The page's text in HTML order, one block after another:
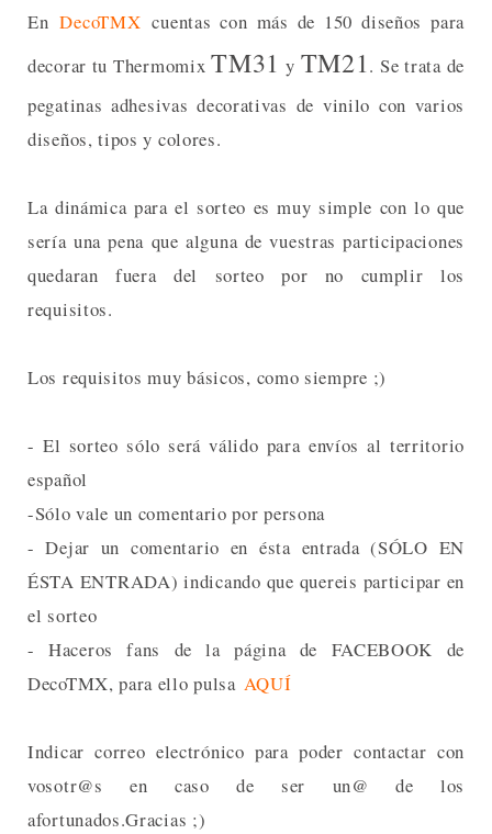
EnDecoTMX cuentas con más de 150 diseños para
decorar tu ThermomixTM31 y TM21. Se trata de
pegatinas adhesivas decorativas de vinilo con varios
diseños, tipos y colores.
La dinámica para el sorteo es muy simple con lo que
sería una pena que alguna de vuestras participaciones
quedaran fuera del sorteo por no cumplir los
requisitos.
Los requisitos muy básicos, como siempre ;)
- El sorteo sólo será válido para envíos al territorio
español
-Sólo vale un comentario por persona
- Dejar un comentario en ésta entrada (SÓLO EN
ÉSTA ENTRADA) indicando que quereis participar en
el sorteo
- Haceros fans de la página de FACEBOOK de
DecoTMX, para ello pulsa AQUÍ
Indicar correo electrónico para poder contactar con
vosotr@s en caso de ser un@ de los
afortunados.Gracias ;)